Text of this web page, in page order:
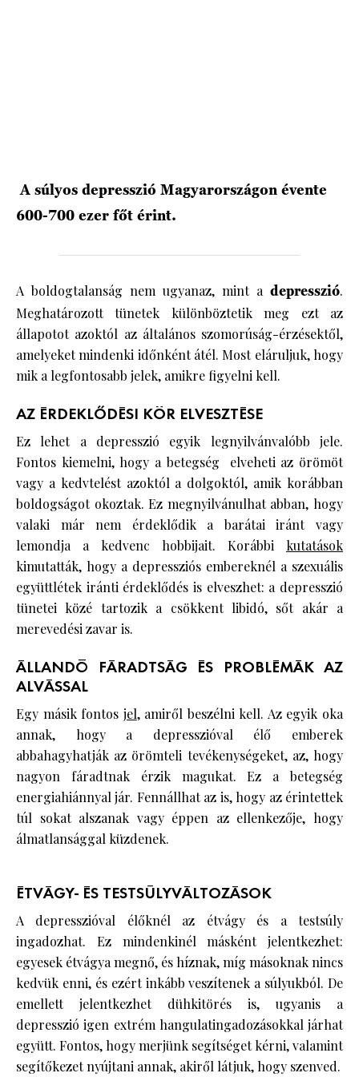
A súlyos depresszió Magyarországon évente
600-700 ezer főt érint.
A boldogtalanság nem ugyanaz, mint a depresszió.
Meghatározott tünetek különböztetik meg ezt az
állapotot azoktól az általános szomorúság-érzésektől,
amelyeket mindenki időnként átél. Most eláruljuk, hogy
mik a legfontosabb jelek, amikre figyelni kell.
AZ ÉRDEKLŐDÉSI KÖR ELVESZTÉSE
Ez lehet a depresszió egyik legnyilvánvalóbb jele.
Fontos kiemelni, hogy a betegség elveheti az örömöt
vagy a kedvtelést azoktól a dolgoktól, amik korábban
boldogságot okoztak. Ez megnyilvánulhat abban, hogy
valaki már nem érdeklődik a barátai iránt vagy
lemondja a kedvenc hobbijait. Korábbi kutatások
kimutatták, hogy a depressziós embereknél a szexuális
együttlétek iránti érdeklődés is elveszhet: a depresszió
tünetei közé tartozik a csökkent libidó, sőt akár a
merevedési zavar is.
ÁLLANDÓ FÁRADTSÁG ÉS PROBLÉMÁK AZ
ALVÁSSAL
Egy másik fontos jel, amiről beszélni kell. Az egyik oka
annak, hogy a depresszióval élő emberek
abbahagyhatják az örömteli tevékenységeket, az, hogy
nagyon fáradtnak érzik magukat. Ez a betegség
energiahiánnyal jár. Fennállhat az is, hogy az érintettek
túl sokat alszanak vagy éppen az ellenkezője, hogy
álmatlansággal küzdenek.
ÉTVÁGY- ÉS TESTSÚLYVÁLTOZÁSOK
A depresszióval élőknél az étvágy és a testsúly
ingadozhat. Ez mindenkinél másként jelentkezhet:
egyesek étvágya megnő, és híznak, míg másoknak nincs
kedvük enni, és ezért inkább veszítenek a súlyukból. De
emellett jelentkezhet dühkitörés is, ugyanis a
depresszió igen extrém hangulatingadozásokkal járhat
együtt. Fontos, hogy merjünk segítséget kérni, valamint
segítőkezet nyújtani annak, akiről látjuk, hogy szenved.